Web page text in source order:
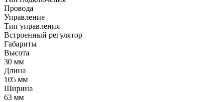
Провода
Управление
Тип управления
Встроенный регулятор
Габариты
Высота
30 мм
Длина
105 мм
Ширина
63 мм